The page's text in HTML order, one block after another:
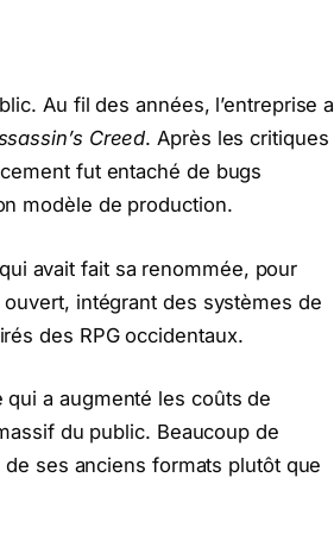
Au fil des années, l’entreprise a
Creed. Après les critiques
fut entaché de bugs
modèle de production.
avait fait sa renommée, pour
intégrant des systèmes de
des RPG occidentaux.
a augmenté les coûts de
du public. Beaucoup de
ses anciens formats plutôt que